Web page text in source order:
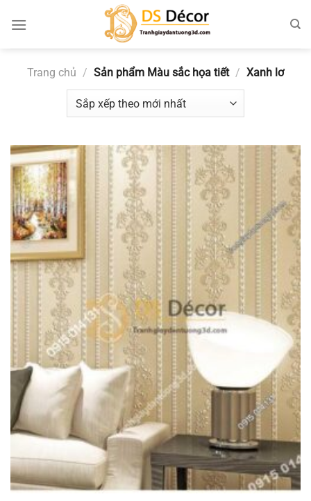
đến
Trang chủ / Sản phẩm Màu sắc họa tiết / Xanh lơ